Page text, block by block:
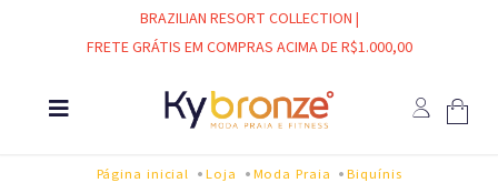
BRAZILIAN RESORT COLLECTION |
FRETE GRÁTIS EM COMPRAS ACIMA DE R$1.000,00
Página inicial Loja Moda Praia Biquínis